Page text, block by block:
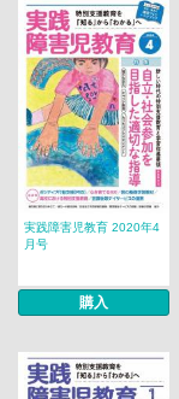
実践障害児教育 2020年4
月号
購入